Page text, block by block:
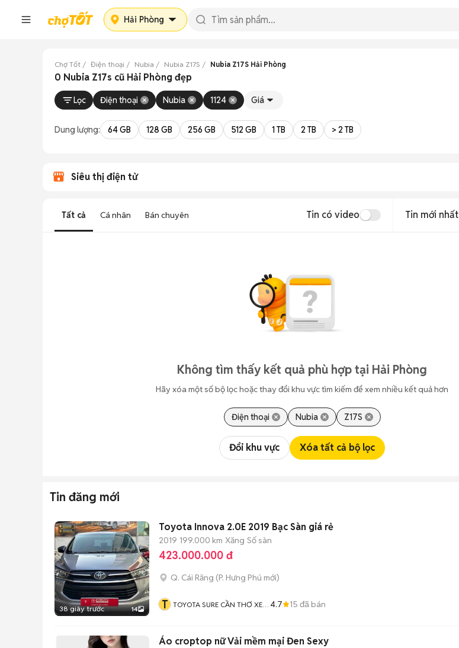
Hải Phòng
Chợ Tốt Điện thoại Nubia Nubia Z17S Nubia Z17S Hải Phòng
0 Nubia Z17s cũ Hải Phòng đẹp
Lọc Điện thoại Nubia 1124 Giá
Dung lượng: 64 GB 128 GB 256 GB 512 GB 1 TB 2 TB > 2 TB
Siêu thị điện tử
Tất cả Cá nhân Bán chuyên Tin có video Tin mới nhất
Không tìm thấy kết quả phù hợp tại Hải Phòng
Hãy xóa một số bộ lọc hoặc thay đổi khu vực tìm kiếm để xem nhiều kết quả hơn
Điện thoại Nubia Z17S
Đổi khu vực Xóa tất cả bộ lọc
Tin đăng mới
38 giây trước 14
Toyota Innova 2.0E 2019 Bạc Sàn giá rẻ
2019 199.000 km Xăng Số sàn
423.000.000 đ
Q. Cái Răng (P. Hưng Phú mới)
T TOYOTA SURE CẦN THƠ XE
4.7 15 đã bán
Áo croptop nữ Vải mềm mại Đen Sexy